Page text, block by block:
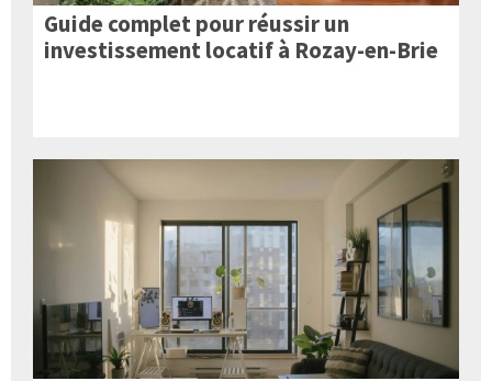
Guide complet pour réussir un
investissement locatif à Rozay-en-Brie